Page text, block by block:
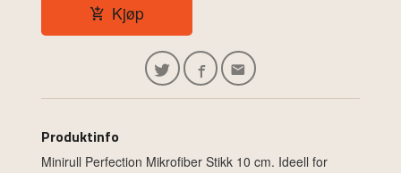
Kjøp
Produktinfo
Minirull Perfection Mikrofiber Stikk 10 cm. Ideell for